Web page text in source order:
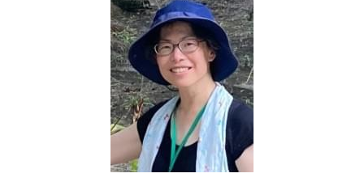
01フィアレス・シティ2024
奥間さん勉強会2024
畑で実践2024
畑で実践2023